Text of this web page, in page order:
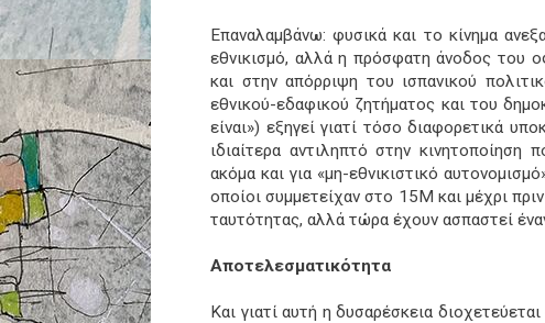
Επαναλαμβάνω: φυσικά και το κίνημα
εθνικισμό, αλλά η πρόσφατη άνοδος του
και στην απόρριψη του ισπανικού
εθνικού-εδαφικού ζητήματος και του
είναι») εξηγεί γιατί τόσο διαφορετικά
ιδιαίτερα αντιληπτό στην
ακόμα και για «μη-εθνικιστικό
οποίοι συμμετείχαν στο 15M και μέχρι
ταυτότητας, αλλά τώρα έχουν ασπαστεί
Αποτελεσματικότητα
Και γιατί αυτή η δυσαρέσκεια